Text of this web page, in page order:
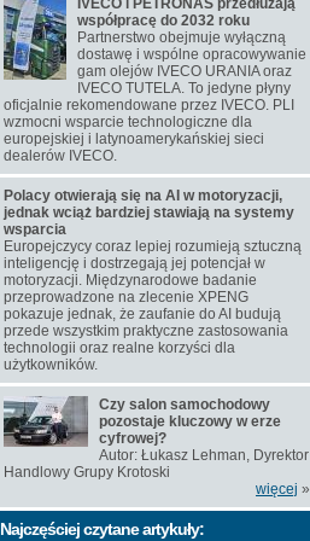
IVECO i PETRONAS przedłużają
współpracę do 2032 roku
Partnerstwo obejmuje wyłączną
dostawę i wspólne opracowywanie
gam olejów IVECO URANIA oraz
IVECO TUTELA. To jedyne płyny
oficjalnie rekomendowane przez IVECO. PLI
wzmocni wsparcie technologiczne dla
europejskiej i latynoamerykańskiej sieci
dealerów IVECO.
Polacy otwierają się na AI w motoryzacji,
jednak wciąż bardziej stawiają na systemy
wsparcia
Europejczycy coraz lepiej rozumieją sztuczną
inteligencję i dostrzegają jej potencjał w
motoryzacji. Międzynarodowe badanie
przeprowadzone na zlecenie XPENG
pokazuje jednak, że zaufanie do AI budują
przede wszystkim praktyczne zastosowania
technologii oraz realne korzyści dla
użytkowników.
Czy salon samochodowy
pozostaje kluczowy w erze
cyfrowej?
Autor: Łukasz Lehman, Dyrektor
Handlowy Grupy Krotoski
więcej »
Najczęściej czytane artykuły: